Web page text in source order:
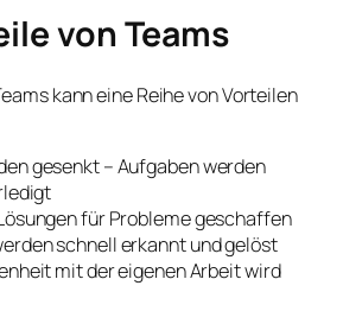
von Teams
kann eine Reihe von Vorteilen
gesenkt – Aufgaben werden
für Probleme geschaffen
schnell erkannt und gelöst
mit der eigenen Arbeit wird